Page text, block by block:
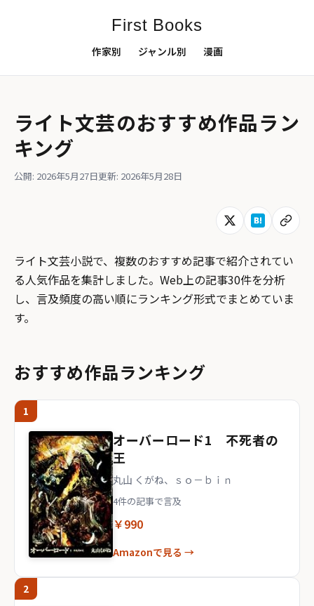
First Books
作家別 ジャンル別 漫画
ライト文芸のおすすめ作品ラン
キング
公開: 2026年5月27日更新: 2026年5月28日
ライト文芸小説で、複数のおすすめ記事で紹介されてい
る人気作品を集計しました。Web上の記事30件を分析
し、言及頻度の高い順にランキング形式でまとめていま
す。
おすすめ作品ランキング
1
オーバーロード1 不死者の
王
丸山 くがね、ｓｏ－ｂｉｎ
4件の記事で言及
￥990
Amazonで見る →
2